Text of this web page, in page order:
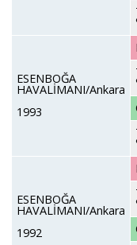
ESENBOĞA
HAVALİMANI/Ankara
1993
ESENBOĞA
HAVALİMANI/Ankara
1992